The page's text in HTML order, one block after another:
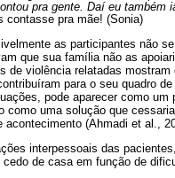
pra gente. Daí eu
contasse pra mãe! (Sonia)
as participantes não
que sua família não as
de violência relatadas
para o seu quadro
pode aparecer como
como uma solução que
(Ahmadi et al.,
interpessoais das
de casa em função de